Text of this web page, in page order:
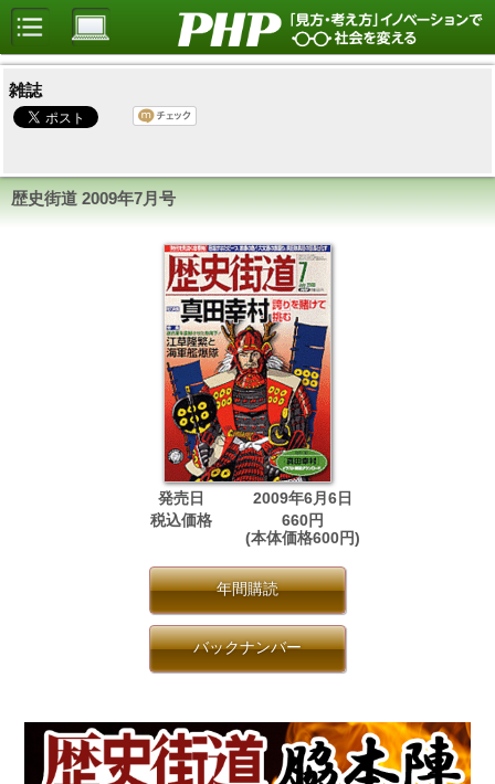
雑誌
歴史街道 2009年7月号
発売日
2009年6月6日
税込価格
660円
(本体価格600円)
年間購読
バックナンバー